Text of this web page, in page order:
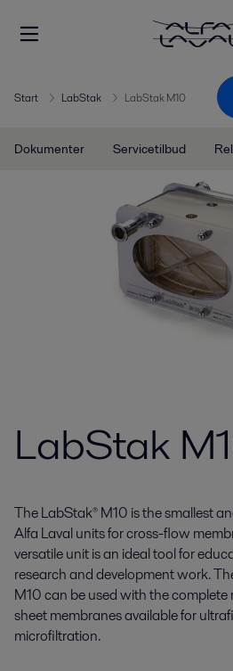
Start LabStak LabStak M10
Dokumenter Servicetilbud
LabStak
The LabStak® M10 is the smallest
Alfa Laval units for cross-flow
versatile unit is an ideal tool for
research and development work.
M10 can be used with the
sheet membranes available for
microfiltration.